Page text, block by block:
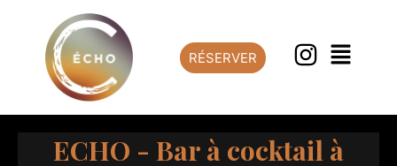
RÉSERVER
ECHO - Bar à cocktail à